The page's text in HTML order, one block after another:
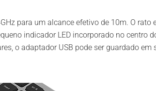
para um alcance efetivo de 10m. O
indicador LED incorporado no centro
o adaptador USB pode ser guardado em